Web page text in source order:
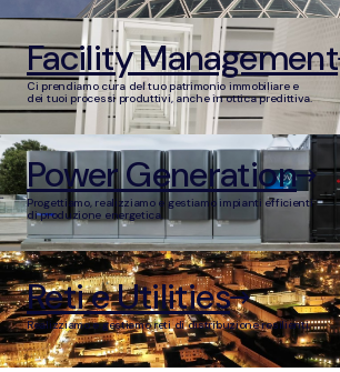
Facility Management
Ci prendiamo cura del tuo patrimonio immobiliare e
dei tuoi processi produttivi, anche in ottica predittiva.
Power Generation
Progettiamo, realizziamo e gestiamo impianti efficienti
di produzione energetica.
Reti e Utilities
Realizziamo e gestiamo reti di distribuzione resilienti.